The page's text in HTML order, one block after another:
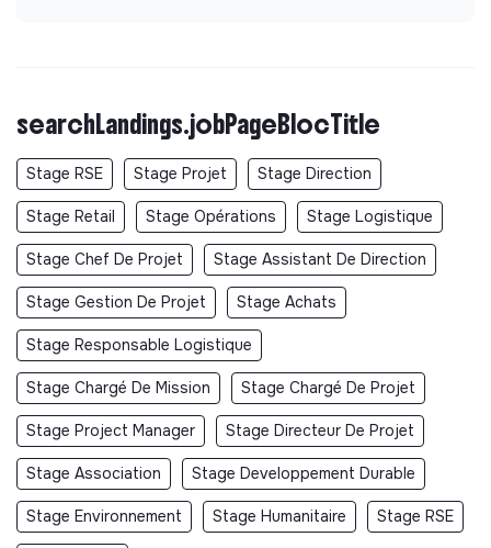
searchLandings.jobPageBlocTitle
Stage RSE Stage Projet Stage Direction
Stage Retail Stage Opérations Stage Logistique
Stage Chef De Projet Stage Assistant De Direction
Stage Gestion De Projet Stage Achats
Stage Responsable Logistique
Stage Chargé De Mission Stage Chargé De Projet
Stage Project Manager Stage Directeur De Projet
Stage Association Stage Developpement Durable
Stage Environnement Stage Humanitaire Stage RSE